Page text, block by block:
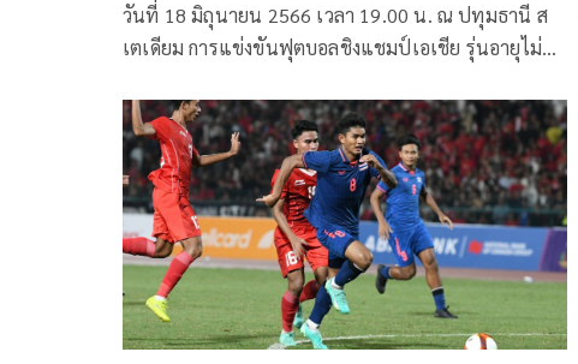
วันที่ 18 มิถุนายน 2566 เวลา 19.00 น. ณ ปทุมธานี ส
เตเดียม การแข่งขันฟุตบอลชิงแชมป์เอเชีย รุ่นอายุไม่
พบ มาเลเซียU17